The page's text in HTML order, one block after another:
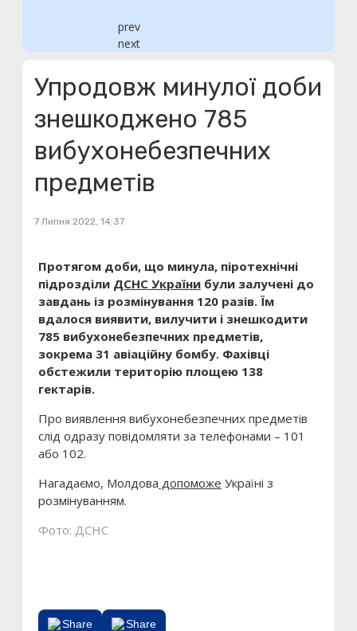
prev
next
Упродовж минулої доби
знешкоджено 785
вибухонебезпечних
предметів
7 Липня 2022, 14:37
Протягом доби, що минула, піротехнічні
підрозділи ДСНС України були залучені до
завдань із розмінування 120 разів. Їм
вдалося виявити, вилучити і знешкодити
785 вибухонебезпечних предметів,
зокрема 31 авіаційну бомбу. Фахівці
обстежили територію площею 138
гектарів.
Про виявлення вибухонебезпечних предметів
слід одразу повідомляти за телефонами – 101
або 102.
Нагадаємо, Молдова допоможе Україні з
розмінуванням.
Фото: ДСНС
Share Share